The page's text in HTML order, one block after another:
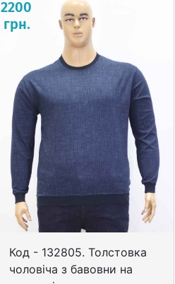
2200
грн.
Код - 132805. Толстовка
чоловіча з бавовни на